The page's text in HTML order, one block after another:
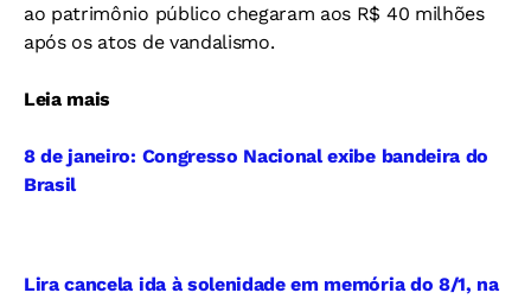
ao patrimônio público chegaram aos R$ 40 milhões
após os atos de vandalismo.
Leia mais
8 de janeiro: Congresso Nacional exibe bandeira do
Brasil
Lira cancela ida à solenidade em memória do 8/1, na